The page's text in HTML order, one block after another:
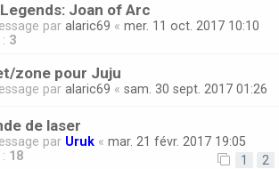
Joan of Arc
par alaric69 « mer. 11 oct. 2017 10:10
3
zone pour Juju
par alaric69 « sam. 30 sept. 2017 01:26
de laser
par Uruk « mar. 21 févr. 2017 19:05
18 1 2